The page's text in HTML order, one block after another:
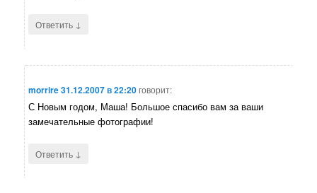
Ответить ↓
morrire31.12.2007 в 22:20говорит:
С Новым годом, Маша! Большое спасибо вам за ваши
замечательные фотографии!
Ответить ↓